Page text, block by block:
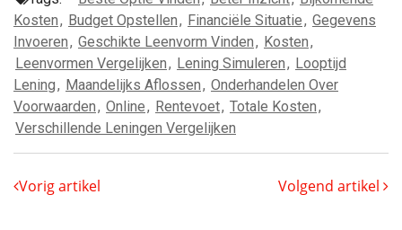
Kosten, Budget Opstellen, Financiële Situatie, Gegevens
Invoeren, Geschikte Leenvorm Vinden, Kosten,
Leenvormen Vergelijken, Lening Simuleren, Looptijd
Lening, Maandelijks Aflossen, Onderhandelen Over
Voorwaarden, Online, Rentevoet, Totale Kosten,
Verschillende Leningen Vergelijken
Vorig artikel Volgend artikel